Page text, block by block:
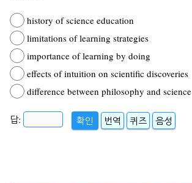
history of science education
limitations of learning strategies
importance of learning by doing
effects of intuition on scientific discoveries
difference between philosophy and science
답: 확인 번역 퀴즈 음성